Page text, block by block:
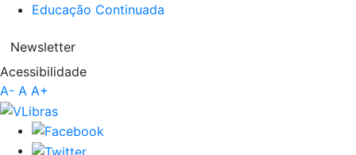
Educação Continuada
Newsletter
Acessibilidade
A- A A+